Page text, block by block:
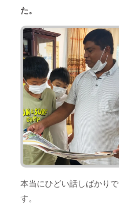
た。
本当にひどい話しばかりで
す。